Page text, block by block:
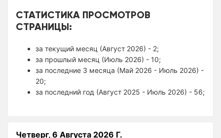
СТАТИСТИКА ПРОСМОТРОВ
СТРАНИЦЫ:
за текущий месяц (Август 2026) - 2;
за прошлый месяц (Июль 2026) - 10;
за последние 3 месяца (Май 2026 - Июль 2026) -
20;
за последний год (Август 2025 - Июль 2026) - 56;
Четверг, 6 Августа 2026 Г.